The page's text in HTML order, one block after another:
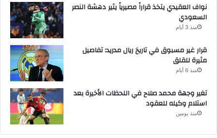
نواف العقيدي يتخذ قراراً مصيرياً يثير دهشة النصر
السعودي
منذ 3 أيام
قرار غير مسبوق في تاريخ ريال مدريد: تفاصيل
مثيرة للقلق
منذ 6 أيام
تغير وجهة محمد صلاح في اللحظات الأخيرة بعد
استلام وكيله للعقود
منذ يومين